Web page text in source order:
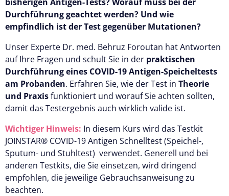
Durchführung geachtet werden? Und wie
empfindlich ist der Test gegenüber Mutationen?
Unser Experte Dr. med. Behruz Foroutan hat Antworten
auf Ihre Fragen und schult Sie in der praktischen
Durchführung eines COVID-19 Antigen-Speicheltests
am Probanden. Erfahren Sie, wie der Test in Theorie
und Praxisfunktioniert und worauf Sie achten sollten,
damit das Testergebnis auch wirklich valide ist.
Wichtiger Hinweis: In diesem Kurs wird das Testkit
JOINSTAR® COVID-19 Antigen Schnelltest (Speichel-,
Sputum- und Stuhltest) verwendet. Generell und bei
anderen Testkits, die Sie einsetzen, wird dringend
empfohlen, die jeweilige Gebrauchsanweisung zu
beachten.